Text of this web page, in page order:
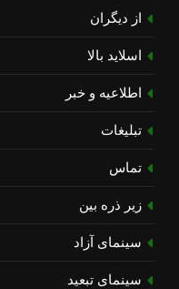
از دیگران
اسلاید بالا
اطلاعیه و خبر
تبلیغات
تماس
زیر ذره بین
سینمای آزاد
سینمای تبعید